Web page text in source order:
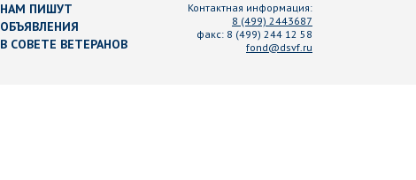
НАМ ПИШУТ
ОБЪЯВЛЕНИЯ
В СОВЕТЕ ВЕТЕРАНОВ
Контактная информация:
8 (499) 2443687
факс: 8 (499) 244 12 58
fond@dsvf.ru